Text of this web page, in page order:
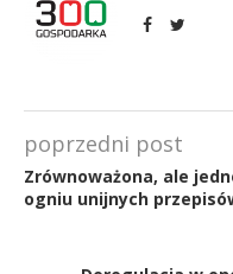
poprzedni post
Zrównoważona, ale
ogniu unijnych